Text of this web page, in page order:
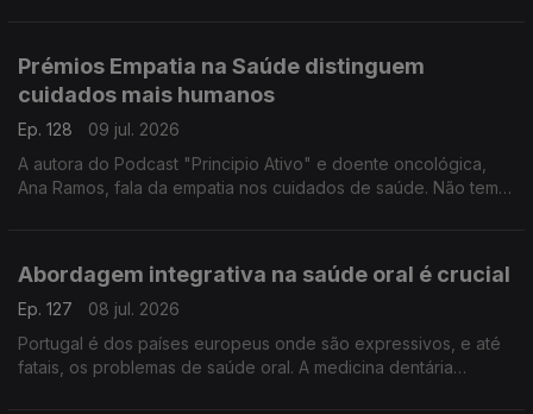
Prémios Empatia na Saúde distinguem
cuidados mais humanos
Ep. 128
09 jul. 2026
A autora do Podcast "Principio Ativo" e doente oncológica,
Ana Ramos, fala da empatia nos cuidados de saúde. Não tem
Abordagem integrativa na saúde oral é crucial
Ep. 127
08 jul. 2026
Portugal é dos países europeus onde são expressivos, e até
fatais, os problemas de saúde oral. A medicina dentária